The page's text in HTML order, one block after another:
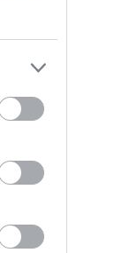
A levar
Area